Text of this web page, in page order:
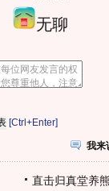
无聊
[Ctrl+Enter]
我来
直击归真堂养